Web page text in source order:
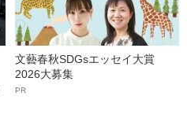
文藝春秋SDGsエッセイ大賞
2026大募集
PR